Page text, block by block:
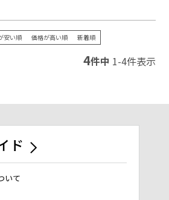
安い順 価格が高い順 新着順
4件中 1-4件表示
ド
いて